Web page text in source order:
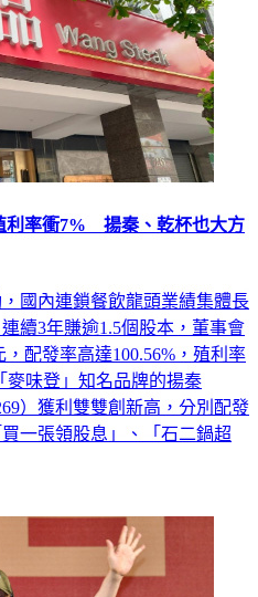
利率衝7% 揚秦、乾杯也大方
國內連鎖餐飲龍頭業績集體長
續3年賺逾1.5個股本，董事會
配發率高達100.56%，殖利率
麥味登」知名品牌的揚秦
）獲利雙雙創新高，分別配發
一張領股息」、「石二鍋超